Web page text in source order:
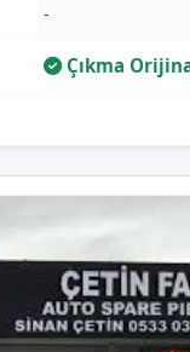
-
Çıkma